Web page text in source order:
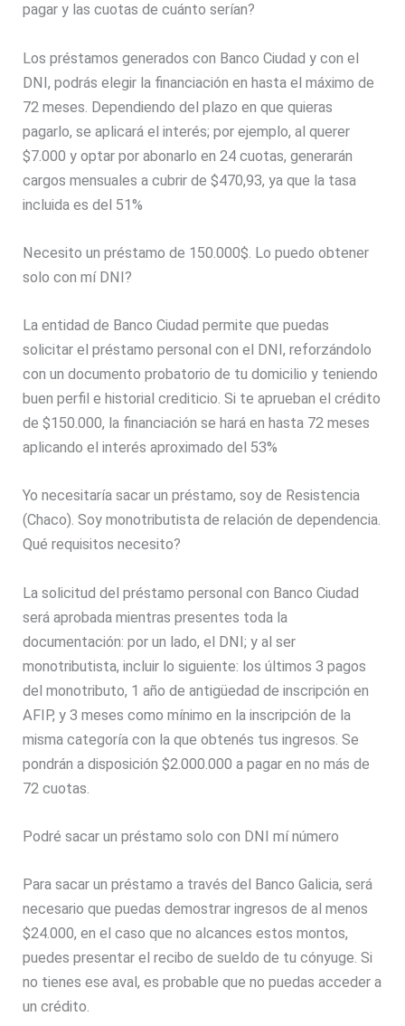
pagar y las cuotas de cuánto serían?
Los préstamos generados con Banco Ciudad y con el
DNI, podrás elegir la financiación en hasta el máximo de
72 meses. Dependiendo del plazo en que quieras
pagarlo, se aplicará el interés; por ejemplo, al querer
$7.000 y optar por abonarlo en 24 cuotas, generarán
cargos mensuales a cubrir de $470,93, ya que la tasa
incluida es del 51%
Necesito un préstamo de 150.000$. Lo puedo obtener
solo con mí DNI?
La entidad de Banco Ciudad permite que puedas
solicitar el préstamo personal con el DNI, reforzándolo
con un documento probatorio de tu domicilio y teniendo
buen perfil e historial crediticio. Si te aprueban el crédito
de $150.000, la financiación se hará en hasta 72 meses
aplicando el interés aproximado del 53%
Yo necesitaría sacar un préstamo, soy de Resistencia
(Chaco). Soy monotributista de relación de dependencia.
Qué requisitos necesito?
La solicitud del préstamo personal con Banco Ciudad
será aprobada mientras presentes toda la
documentación: por un lado, el DNI; y al ser
monotributista, incluir lo siguiente: los últimos 3 pagos
del monotributo, 1 año de antigüedad de inscripción en
AFIP, y 3 meses como mínimo en la inscripción de la
misma categoría con la que obtenés tus ingresos. Se
pondrán a disposición $2.000.000 a pagar en no más de
72 cuotas.
Podré sacar un préstamo solo con DNI mí número
Para sacar un préstamo a través del Banco Galicia, será
necesario que puedas demostrar ingresos de al menos
$24.000, en el caso que no alcances estos montos,
puedes presentar el recibo de sueldo de tu cónyuge. Si
no tienes ese aval, es probable que no puedas acceder a
un crédito.